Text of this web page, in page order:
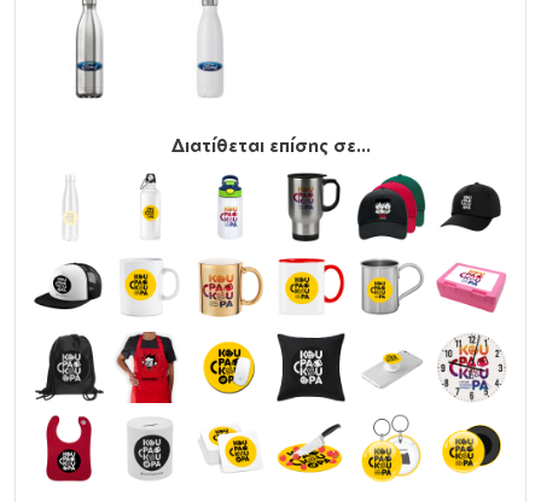
Διατίθεται επίσης σε...